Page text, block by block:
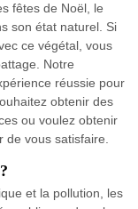
fêtes de Noël, le
son état naturel. Si
ce végétal, vous
Notre
réussie pour
obtenir des
ou voulez obtenir
de vous satisfaire.
et la pollution, les